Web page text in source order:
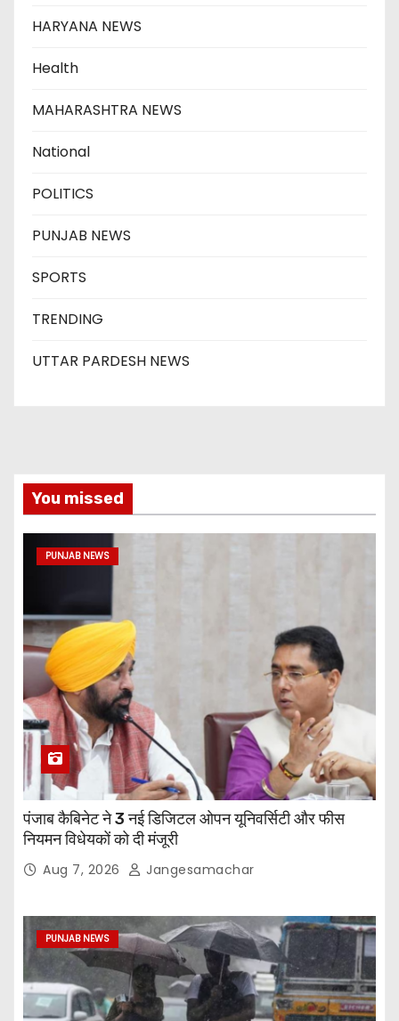
HARYANA NEWS
Health
MAHARASHTRA NEWS
National
POLITICS
PUNJAB NEWS
SPORTS
TRENDING
UTTAR PARDESH NEWS
You missed
PUNJAB NEWS
पंजाब कैबिनेट ने 3 नई डिजिटल ओपन यूनिवर्सिटी और फीस
नियमन विधेयकों को दी मंजूरी
Aug 7, 2026 Jangesamachar
PUNJAB NEWS